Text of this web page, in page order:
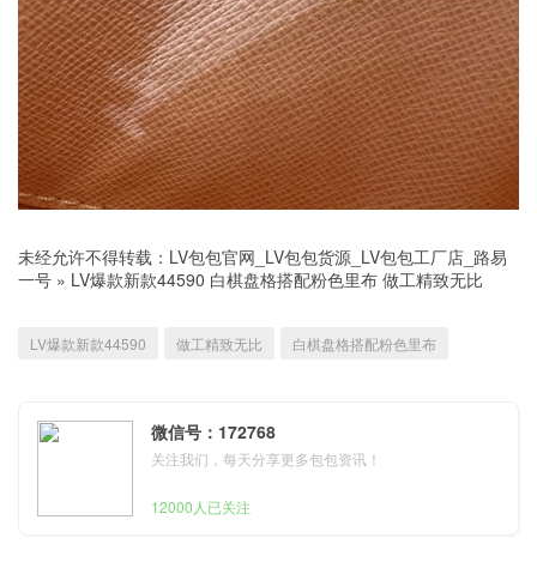
未经允许不得转载： LV包包官网_LV包包货源_LV包包工厂店_路易
一号 » LV爆款新款44590 白棋盘格搭配粉色里布 做工精致无比
LV爆款新款44590 做工精致无比 白棋盘格搭配粉色里布
微信号：172768
关注我们，每天分享更多包包资讯！
12000人已关注